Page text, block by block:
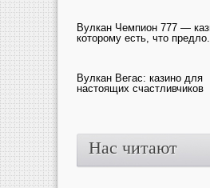
Вулкан Чемпион 777 —
которому есть, что
Вулкан Вегас: казино для
настоящих счастливчиков
Нас читают